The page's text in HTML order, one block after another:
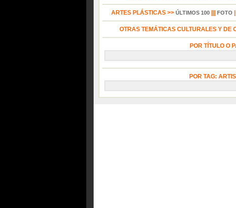
ARTES PLÁSTICAS >> ÚLTIMOS 100 FOTO
OTRAS TEMÁTICAS CULTURALES Y DE
POR TÍTULO O
POR TAG: